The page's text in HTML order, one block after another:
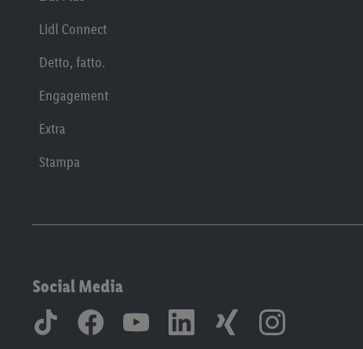
Lidl Connect
Detto, fatto.
Engagement
Extra
Stampa
Social Media